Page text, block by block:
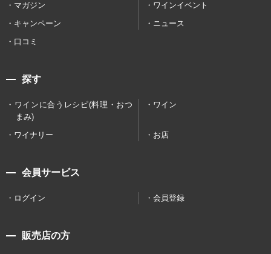
マガジン
ワインイベント
キャンペーン
ニュース
口コミ
探す
ワインに合うレシピ(料理・おつ
まみ)
ワイン
ワイナリー お店
会員サービス
ログイン 会員登録
販売店の方